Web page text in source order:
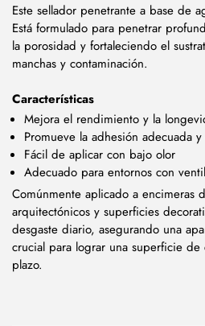
Este sellador penetrante a base de
Está formulado para penetrar
la porosidad y fortaleciendo el
manchas y contaminación.
Características
Mejora el rendimiento y la
Promueve la adhesión adecuada
Fácil de aplicar con bajo olor
Adecuado para entornos con
Comúnmente aplicado a encimeras
arquitectónicos y superficies
desgaste diario, asegurando una
crucial para lograr una superficie
plazo.